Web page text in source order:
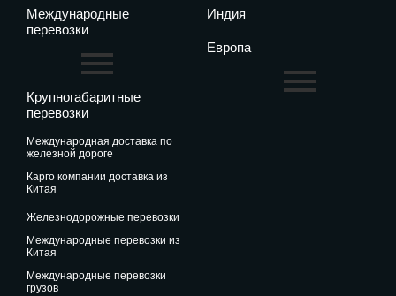
Международные
перевозки
Крупногабаритные
перевозки
международная доставка по
железной дороге
карго компании доставка из
Китая
железнодорожные перевозки
международные перевозки из
Китая
международные перевозки
грузов
Индия
Европа